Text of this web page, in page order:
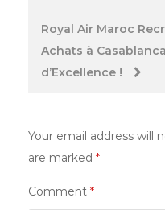
Royal Air Maroc
Achats à
d’Excellence !
Your email address will
are marked *
Comment *